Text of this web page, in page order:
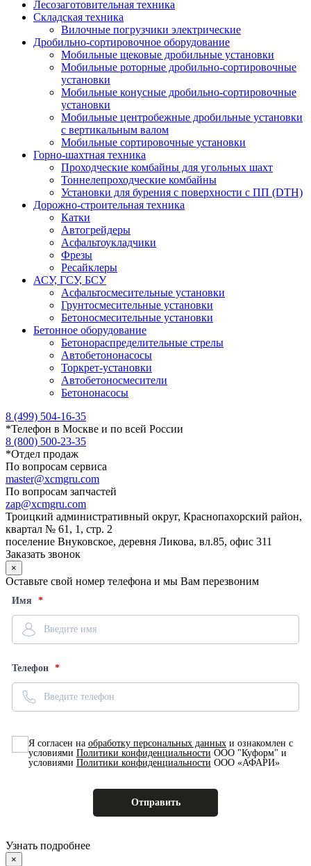
Лесозаготовительная техника
Складская техника
Вилочные погрузчики электрические
Дробильно-сортировочное оборудование
Мобильные щековые дробильные установки
Мобильные роторные дробильно-сортировочные
установки
Мобильные конусные дробильно-сортировочные
установки
Мобильные центробежные дробильные установки
с вертикальным валом
Мобильные сортировочные установки
Горно-шахтная техника
Проходческие комбайны для угольных шахт
Тоннелепроходческие комбайны
Установки для бурения с поверхности с ПП (DTH)
Дорожно-строительная техника
Катки
Автогрейдеры
Асфальтоукладчики
Фрезы
Ресайклеры
АСУ, ГСУ, БСУ
Асфальтосмесительные установки
Грунтосмесительные установки
Бетоносмесительные установки
Бетонное оборудование
Бетонораспределительные стрелы
Автобетононасосы
Торкрет-установки
Автобетоносмесители
Бетононасосы
8 (499) 504-16-35
*Телефон в Москве и по всей России
8 (800) 500-23-35
*Отдел продаж
По вопросам сервиса
master@xcmgru.com
По вопросам запчастей
zap@xcmgru.com
Троицкий административный округ, Краснопахорский район,
квартал № 61, 1, стр. 2
поселение Внуковское, деревня Ликова, вл.85, офис 311
Заказать звонок
×
Оставьте свой номер телефона и мы Вам перезвоним
Имя
Телефон
Я согласен на обработку персональных данныхи ознакомлен с
условиями Политики конфиденциальности ООО "Куформ" и
условиями Политики конфиденциальности ООО «АФАРИ»
Узнать подробнее
×